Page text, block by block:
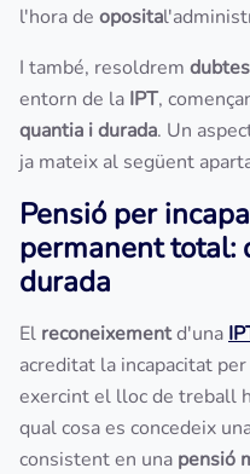
l'hora de oposita
I també, resoldrem
entorn de la IPT,
quantia i durada. Un
ja mateix al següent
Pensió per
permanent total:
durada
El reconeixementd'una
acreditat la incapacitat
exercint el lloc de treball
qual cosa es concedeix
consistent en una pensió